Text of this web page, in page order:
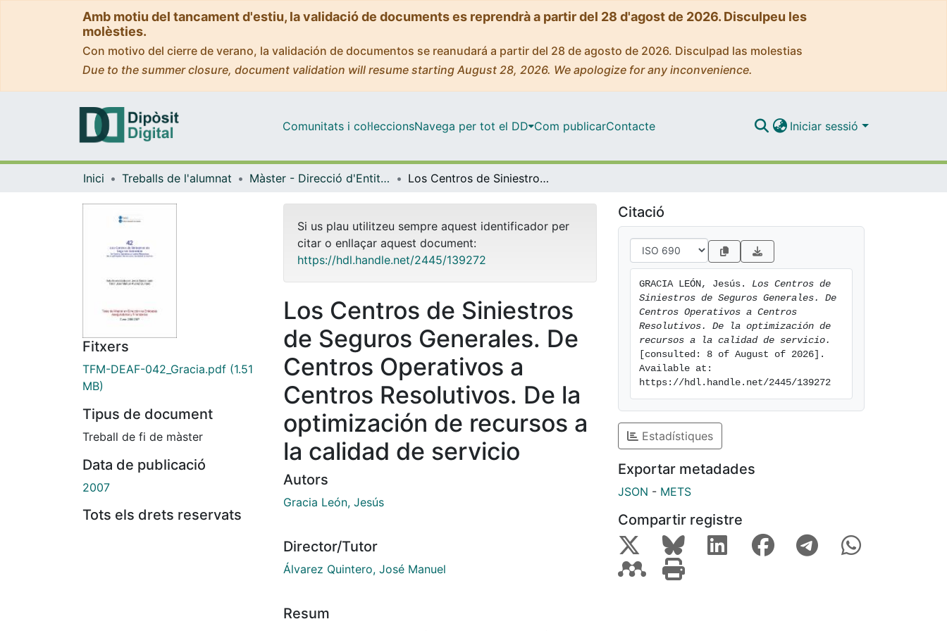
Amb motiu del tancament d'estiu, la validació de documents es reprendrà a partir del 28 d'agost de 2026. Disculpeu les
molèsties.
Con motivo del cierre de verano, la validación de documentos se reanudará a partir del 28 de agosto de 2026. Disculpad las molestias
Due to the summer closure, document validation will resume starting August 28, 2026. We apologize for any inconvenience.
Comunitats i col·leccionsNavega per tot el DD Com publicarContacte Iniciar sessió
Inici Treballs de l'alumnat Màster - Direcció d'Entitats Asseguradores i Financeres (DEAF) Los Centros de Siniestros de Seguros Generales. De Centros Operativos a Centros Resolutivos. De la optimización de recursos a la calidad de servicio
Fitxers
TFM-DEAF-042_Gracia.pdf (1.51
MB)
Tipus de document
Treball de fi de màster
Data de publicació
2007
Tots els drets reservats
Si us plau utilitzeu sempre aquest identificador per
citar o enllaçar aquest document:
https://hdl.handle.net/2445/139272
Los Centros de Siniestros
de Seguros Generales. De
Centros Operativos a
Centros Resolutivos. De la
optimización de recursos a
la calidad de servicio
Autors
Gracia León, Jesús
Director/Tutor
Álvarez Quintero, José Manuel
Resum
Citació
GRACIA LEÓN, Jesús. Los Centros de
Siniestros de Seguros Generales. De
Centros Operativos a Centros
Resolutivos. De la optimización de
recursos a la calidad de servicio.
[consulted: 8 of August of 2026].
Available at:
https://hdl.handle.net/2445/139272
Estadístiques
Exportar metadades
JSON - METS
Compartir registre